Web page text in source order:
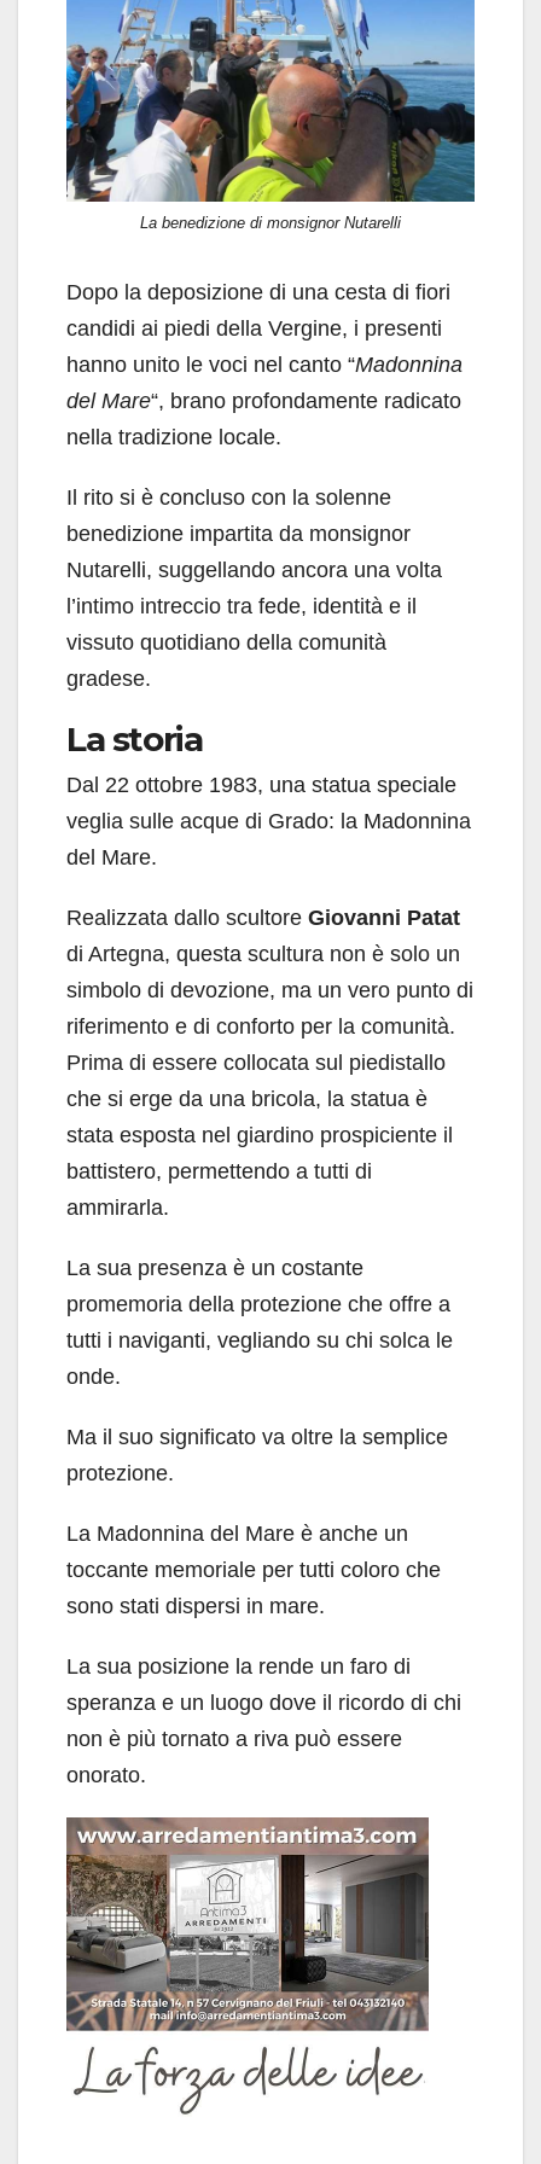
La benedizione di monsignor Nutarelli
Dopo la deposizione di una cesta di fiori
candidi ai piedi della Vergine, i presenti
hanno unito le voci nel canto “Madonnina
del Mare“, brano profondamente radicato
nella tradizione locale.
Il rito si è concluso con la solenne
benedizione impartita da monsignor
Nutarelli, suggellando ancora una volta
l’intimo intreccio tra fede, identità e il
vissuto quotidiano della comunità
gradese.
La storia
Dal 22 ottobre 1983, una statua speciale
veglia sulle acque di Grado: la Madonnina
del Mare.
Realizzata dallo scultore Giovanni Patat
di Artegna, questa scultura non è solo un
simbolo di devozione, ma un vero punto di
riferimento e di conforto per la comunità.
Prima di essere collocata sul piedistallo
che si erge da una bricola, la statua è
stata esposta nel giardino prospiciente il
battistero, permettendo a tutti di
ammirarla.
La sua presenza è un costante
promemoria della protezione che offre a
tutti i naviganti, vegliando su chi solca le
onde.
Ma il suo significato va oltre la semplice
protezione.
La Madonnina del Mare è anche un
toccante memoriale per tutti coloro che
sono stati dispersi in mare.
La sua posizione la rende un faro di
speranza e un luogo dove il ricordo di chi
non è più tornato a riva può essere
onorato.